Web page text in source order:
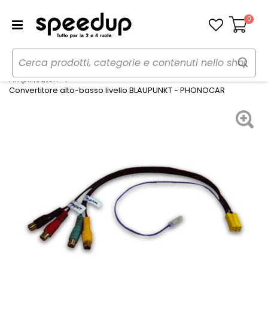
Carrello
0
Home Auto
Audio elettronica mobile
Amplificatori
Convertitore alto-basso livello BLAUPUNKT - PHONOCAR